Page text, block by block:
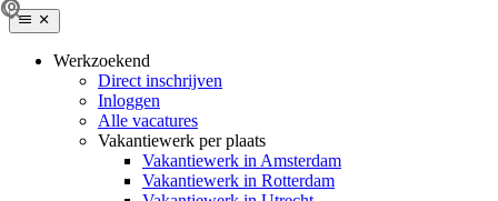
Werkzoekend
Direct inschrijven
Inloggen
Alle vacatures
Vakantiewerk per plaats
Vakantiewerk in Amsterdam
Vakantiewerk in Rotterdam